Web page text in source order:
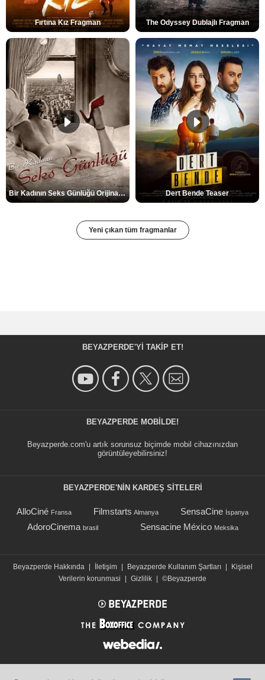
Fırtına Kız Fragman The Odyssey Dublajlı Fragman
Bir Kadının Seks Günlüğü Orijinal Fragman Dert Bende Teaser
Yeni çıkan tüm fragmanlar
BEYAZPERDE'YI TAKIP ET!
BEYAZPERDE MOBILDE!
Beyazperde.com'u artık sorunsuz biçimde mobil cihazınızdan
görüntüleyebilirsiniz!
BEYAZPERDE'NIN KARDEŞ SİTELERİ
AlloCiné Fransa Filmstarts Almanya SensaCine İspanya
AdoroCinema brasil Sensacine México Meksika
Beyazperde Hakkında İletişim Beyazperde Kullanım Şartları
Kişisel
Verilerin korunmasi
Gizlilik ©Beyazperde